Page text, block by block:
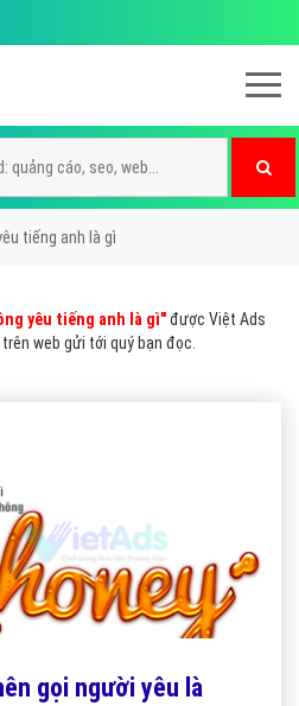
tiếng anh là gì
yêu tiếng anh là gì"được Việt Ads
web gửi tới quý bạn đọc.
gọi người yêu là